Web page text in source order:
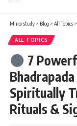
Minorstudy > Blog > All Topics >
ALL TOPICS
7
Spiritually
Rituals &